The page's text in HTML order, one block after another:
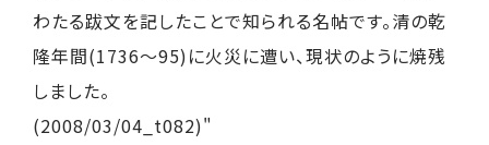
わたる跋文を記したことで知られる名帖です。清の乾
隆年間(1736～95)に火災に遭い、現状のように焼残
しました。
(2008/03/04_t082)"